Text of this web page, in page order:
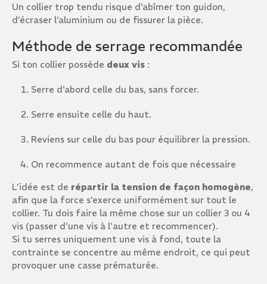
Un collier trop tendu risque d’abîmer ton guidon,
d’écraser l’aluminium ou de fissurer la pièce.
Méthode de serrage recommandée
Si ton collier possède deux vis :
Serre d’abord celle du bas, sans forcer.
Serre ensuite celle du haut.
Reviens sur celle du bas pour équilibrer la pression.
On recommence autant de fois que nécessaire
L’idée est de répartir la tension de façon homogène,
afin que la force s’exerce uniformément sur tout le
collier. Tu dois faire la même chose sur un collier 3 ou 4
vis (passer d'une vis à l'autre et recommencer).
Si tu serres uniquement une vis à fond, toute la
contrainte se concentre au même endroit, ce qui peut
provoquer une casse prématurée.